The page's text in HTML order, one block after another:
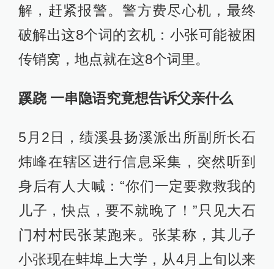
解，赶紧报警。警方费尽心机，最终
破解出这8个词的玄机：小张可能被困
传销窝，地点就在这8个词里。
蹊跷 一串隐语究竟想告诉父亲什么
5月2日，绩溪县扬溪派出所副所长石
炜峰在辖区进行信息采集，突然听到
身后有人大喊：“你们一定要救救我的
儿子，快点，要不就晚了！”只见大石
门村村民张某跑来。张某称，其儿子
小张现在蚌埠上大学，从4月上旬以来